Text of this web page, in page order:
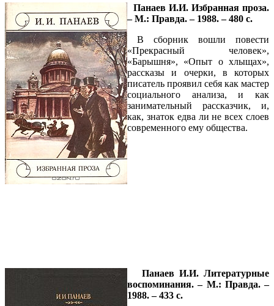
Панаев И.И. Избранная проза.
– М.: Правда. – 1988. – 480 с.
В сборник вошли повести
«Прекрасный человек»,
«Барышня», «Опыт о хлыщах»,
рассказы и очерки, в которых
писатель проявил себя как мастер
социального анализа, и как
занимательный рассказчик, и,
как, знаток едва ли не всех слоев
современного ему общества.
Панаев И.И. Литературные
воспоминания. – М.: Правда. –
1988. – 433 с.